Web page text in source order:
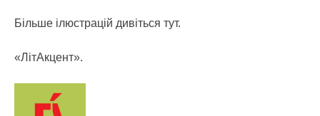
Більше ілюстрацій дивіться тут.
«ЛітАкцент».